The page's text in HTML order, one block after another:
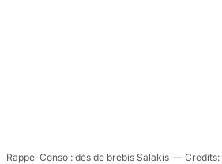
Rappel Conso : dès de brebis Salakis